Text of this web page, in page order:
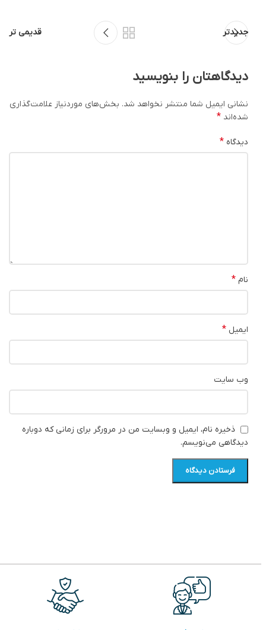
جدیدتر قدیمی تر
دیدگاهتان را بنویسید
نشانی ایمیل شما منتشر نخواهد شد. بخش‌های موردنیاز علامت‌گذاری
شده‌اند *
دیدگاه *
نام *
ایمیل *
وب‌ سایت
ذخیره نام، ایمیل و وبسایت من در مرورگر برای زمانی که دوباره
دیدگاهی می‌نویسم.